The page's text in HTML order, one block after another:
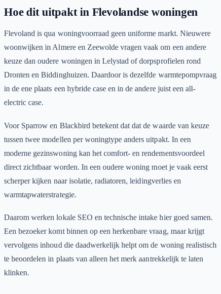
Hoe dit uitpakt in Flevolandse woningen
Flevoland is qua woningvoorraad geen uniforme markt. Nieuwere
woonwijken in Almere en Zeewolde vragen vaak om een andere
keuze dan oudere woningen in Lelystad of dorpsprofielen rond
Dronten en Biddinghuizen. Daardoor is dezelfde warmtepompvraag
in de ene plaats een hybride case en in de andere juist een all-
electric case.
Voor Sparrow en Blackbird betekent dat dat de waarde van keuze
tussen twee modellen per woningtype anders uitpakt. In een
moderne gezinswoning kan het comfort- en rendementsvoordeel
direct zichtbaar worden. In een oudere woning moet je vaak eerst
scherper kijken naar isolatie, radiatoren, leidingverlies en
warmtapwaterstrategie.
Daarom werken lokale SEO en technische intake hier goed samen.
Een bezoeker komt binnen op een herkenbare vraag, maar krijgt
vervolgens inhoud die daadwerkelijk helpt om de woning realistisch
te beoordelen in plaats van alleen het merk aantrekkelijk te laten
klinken.